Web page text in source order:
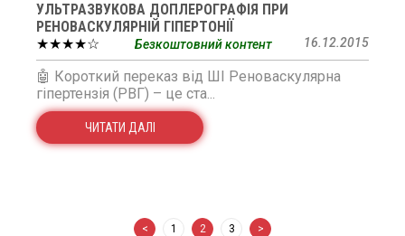
УЛЬТРАЗВУКОВА ДОПЛЕРОГРАФІЯ ПРИ
РЕНОВАСКУЛЯРНІЙ ГІПЕРТОНІЇ
★★★★☆
16.12.2015
Безкоштовний контент
🤖 Короткий переказ від ШІ Реноваскулярна
гіпертензія (РВГ) – це ста...
ЧИТАТИ ДАЛІ
< 1 2 3 >